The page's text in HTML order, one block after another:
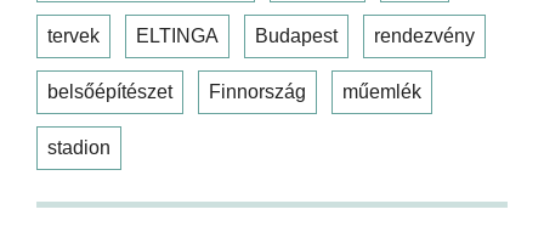
tervek ELTINGA Budapest rendezvény
belsőépítészet Finnország műemlék
stadion